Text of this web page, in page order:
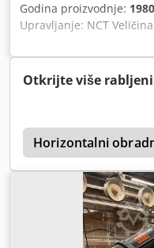
Godina proizvodnje: 1980
Upravljanje: NCT
hlađenja: da Prihvat
stezne naprave 20-
Otkrijte više
Horizontalni